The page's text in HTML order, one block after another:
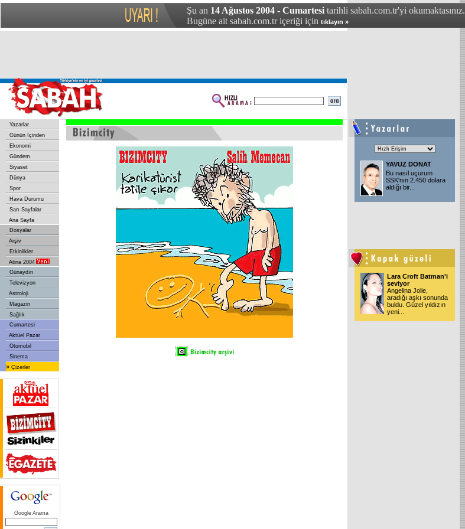
Şu an 14 Ağustos 2004 - Cumartesi tarihli sabah.com.tr'yi okumaktasınız.
Bugüne ait sabah.com.tr içeriği için tıklayın »
Yazarlar
Günün İçinden
Ekonomi
Gündem
Siyaset
Dünya
Spor
Hava Durumu
Sarı Sayfalar
Ana Sayfa
Dosyalar
Arşiv
Etkinlikler
Atina 2004
Günaydın
Televizyon
Astroloji
Magazin
Sağlık
Cumartesi
Aktüel Pazar
Otomobil
Sinema
» Çizerler
Google Arama
YAVUZ DONAT
Bu nasıl uçurum
SSK'nın 2.450 dolara
aldığı bir...
Lara Croft Batman'i
seviyor
Angelina Jolie,
aradığı aşkı sonunda
buldu. Güzel yıldızın
yeni